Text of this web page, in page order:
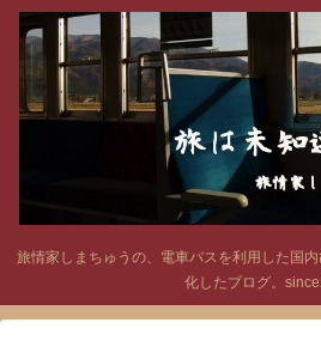
旅情家しまちゅうの、電車バスを利用した国
化したブログ。